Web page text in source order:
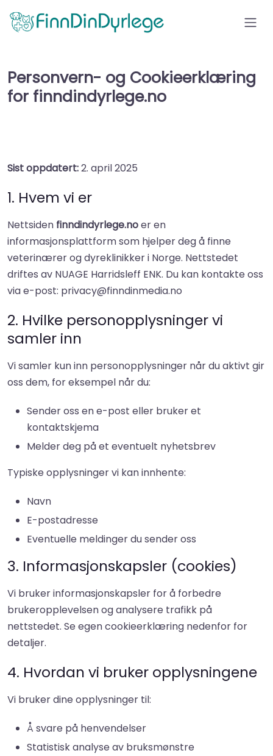
Personvern- og Cookieerklæring
for finndindyrlege.no
Sist oppdatert:2. april 2025
1. Hvem vi er
Nettsiden finndindyrlege.noer en
informasjonsplattform som hjelper deg å finne
veterinærer og dyreklinikker i Norge. Nettstedet
driftes av NUAGE Harridsleff ENK. Du kan kontakte oss
via e-post: privacy@finndinmedia.no
2. Hvilke personopplysninger vi
samler inn
Vi samler kun inn personopplysninger når du aktivt gir
oss dem, for eksempel når du:
Sender oss en e-post eller bruker et
kontaktskjema
Melder deg på et eventuelt nyhetsbrev
Typiske opplysninger vi kan innhente:
Navn
E-postadresse
Eventuelle meldinger du sender oss
3. Informasjonskapsler (cookies)
Vi bruker informasjonskapsler for å forbedre
brukeropplevelsen og analysere trafikk på
nettstedet. Se egen cookieerklæring nedenfor for
detaljer.
4. Hvordan vi bruker opplysningene
Vi bruker dine opplysninger til:
Å svare på henvendelser
Statistisk analyse av bruksmønstre